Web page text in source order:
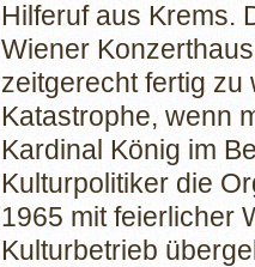
Hilferuf aus Krems.
Wiener
zeitgerecht fertig zu
Katastrophe, wenn
Kardinal König im
Kulturpolitiker die
1965 mit feierlicher
Kulturbetrieb